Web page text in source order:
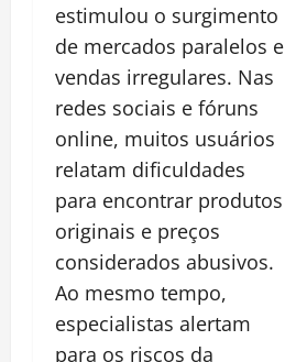
estimulou o surgimento
de mercados paralelos e
vendas irregulares. Nas
redes sociais e fóruns
online, muitos usuários
relatam dificuldades
para encontrar produtos
originais e preços
considerados abusivos.
Ao mesmo tempo,
especialistas alertam
para os riscos da